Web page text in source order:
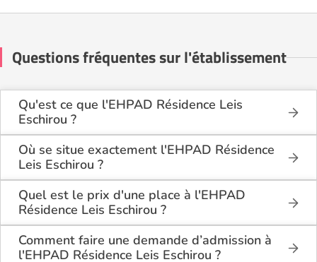
Questions fréquentes sur l'établissement
Qu'est ce que l'EHPAD Résidence Leis
Eschirou ?
L'EHPAD Résidence Leis Eschirou est une maison
de retraite médicalisée de type hébergement
permanent , située à Dieulefit (26220).
Où se situe exactement l'EHPAD Résidence
Leis Eschirou ?
L'EHPAD Résidence Leis Eschirou est situé 16 Rue
Des Reymonds à Dieulefit (26220), dans la Drôme
(26).
Quel est le prix d'une place à l'EHPAD
Résidence Leis Eschirou ?
L'EHPAD Résidence Leis Eschirou propose des
logements en chambre simple à partir de 1 860€
par mois.
Comment faire une demande d’admission à
l'EHPAD Résidence Leis Eschirou ?